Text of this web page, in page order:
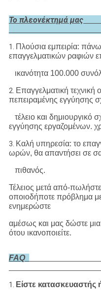
Το
1. Πλούσια εμπειρία:
επαγγελματικών ραφιών
ικανότητα 100.000
2. Επαγγελματική
πεπειραμένης εγγύησης
τέλειο και δημιουργικό
εγγύησης εργαζομένων.
3. Καλή υπηρεσία: το
ωρών, θα απαντήσει σε
πιθανός.
Τέλειος μετά από-
οποιοδήποτε πρόβλημα
ενημερώστε
αμέσως και μας δώστε
ότου ικανοποιείτε.
FAQ
1. Είστε κατασκευαστής